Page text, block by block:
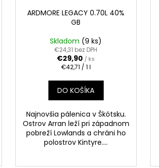
ARDMORE LEGACY 0.70L 40%
GB
Skladom (9 ks)
€24,31 bez DPH
€29,90 / ks
Jednotková
€42,71 / 1 l
DO KOŠÍKA
Najnovšia pálenica v Škótsku.
Ostrov Arran leží pri západnom
pobreží Lowlands a chráni ho
polostrov Kintyre....